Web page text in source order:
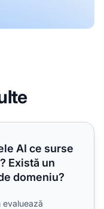
să considere
AI ce surse
Există un
domeniu?
evaluează